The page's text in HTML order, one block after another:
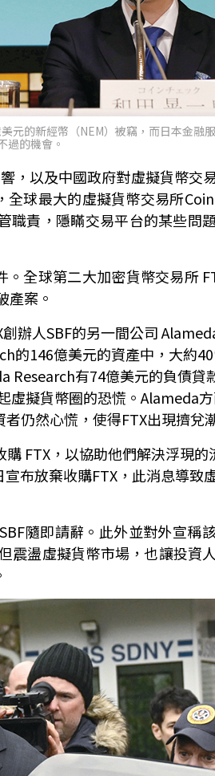
元的新經幣（NEM）被竊，而日本金融
過的機會。
，以及中國政府對虛擬貨幣交
球最大的虛擬貨幣交易所
職責，隱瞞交易平台的某些問
全球第二大加密貨幣交易所
產案。
辦人SBF的另一間公司
的146億美元的資產中，大約
Research有74億美元的負債貸
虛擬貨幣圈的恐慌。Alameda
仍然心慌，使得FTX出現擠兌
FTX，以協助他們解決浮現的
布放棄收購FTX，此消息導致
隨即請辭。此外並對外宣稱
震盪虛擬貨幣市場，也讓投資